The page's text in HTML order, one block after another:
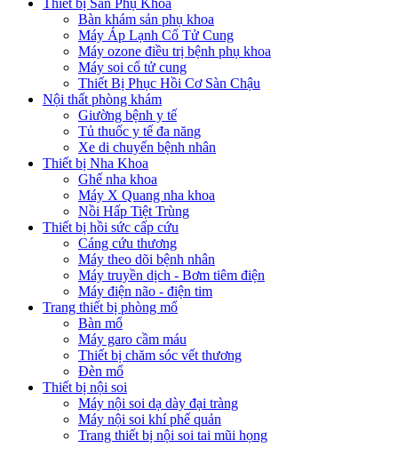
Bàn khám sản phụ khoa
Máy Áp Lạnh Cổ Tử Cung
Máy ozone điều trị bệnh phụ khoa
Máy soi cổ tử cung
Thiết Bị Phục Hồi Cơ Sàn Chậu
Nội thất phòng khám
Giường bệnh y tế
Tủ thuốc y tế đa năng
Xe di chuyển bệnh nhân
Thiết bị Nha Khoa
Ghế nha khoa
Máy X Quang nha khoa
Nồi Hấp Tiệt Trùng
Thiết bị hồi sức cấp cứu
Cáng cứu thương
Máy theo dõi bệnh nhân
Máy truyền dịch - Bơm tiêm điện
Máy điện não - điện tim
Trang thiết bị phòng mổ
Bàn mổ
Máy garo cầm máu
Thiết bị chăm sóc vết thương
Đèn mổ
Thiết bị nội soi
Máy nội soi dạ dày đại tràng
Máy nội soi khí phế quản
Trang thiết bị nội soi tai mũi họng